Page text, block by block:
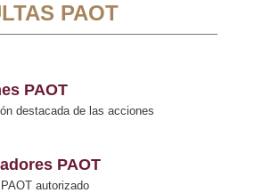
PAOT
PAOT
destacada de las acciones
PAOT
autorizado